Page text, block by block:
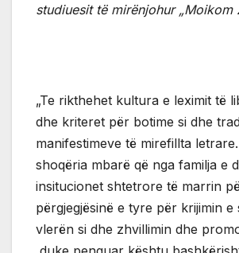
studiuesit të mirënjohur „Moikom
„Te rikthehet kultura e leximit të
dhe kriteret për botime si dhe
manifestimeve të mirefillta
shoqëria mbarë që nga familja e
insitucionet shtetrore të marrin
përgjegjësinë e tyre për krijimin e
vlerën si dhe zhvillimin dhe